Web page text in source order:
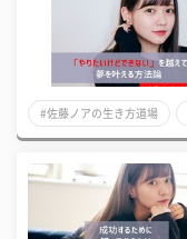
#佐藤ノアの生き方道場